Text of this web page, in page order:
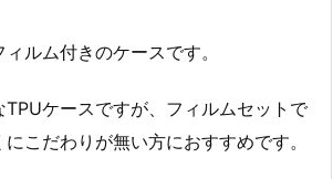
ルム付きのケースです。
ケースですが、フィルムセットで
こだわりが無い方におすすめです。